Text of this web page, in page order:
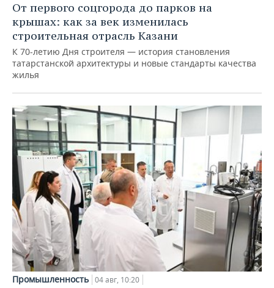
От первого соцгорода до парков на
крышах: как за век изменилась
строительная отрасль Казани
К 70-летию Дня строителя — история становления
татарстанской архитектуры и новые стандарты качества
жилья
Промышленность 04 авг, 10:20